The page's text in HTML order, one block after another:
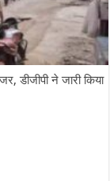
डीजीपी ने जारी किया